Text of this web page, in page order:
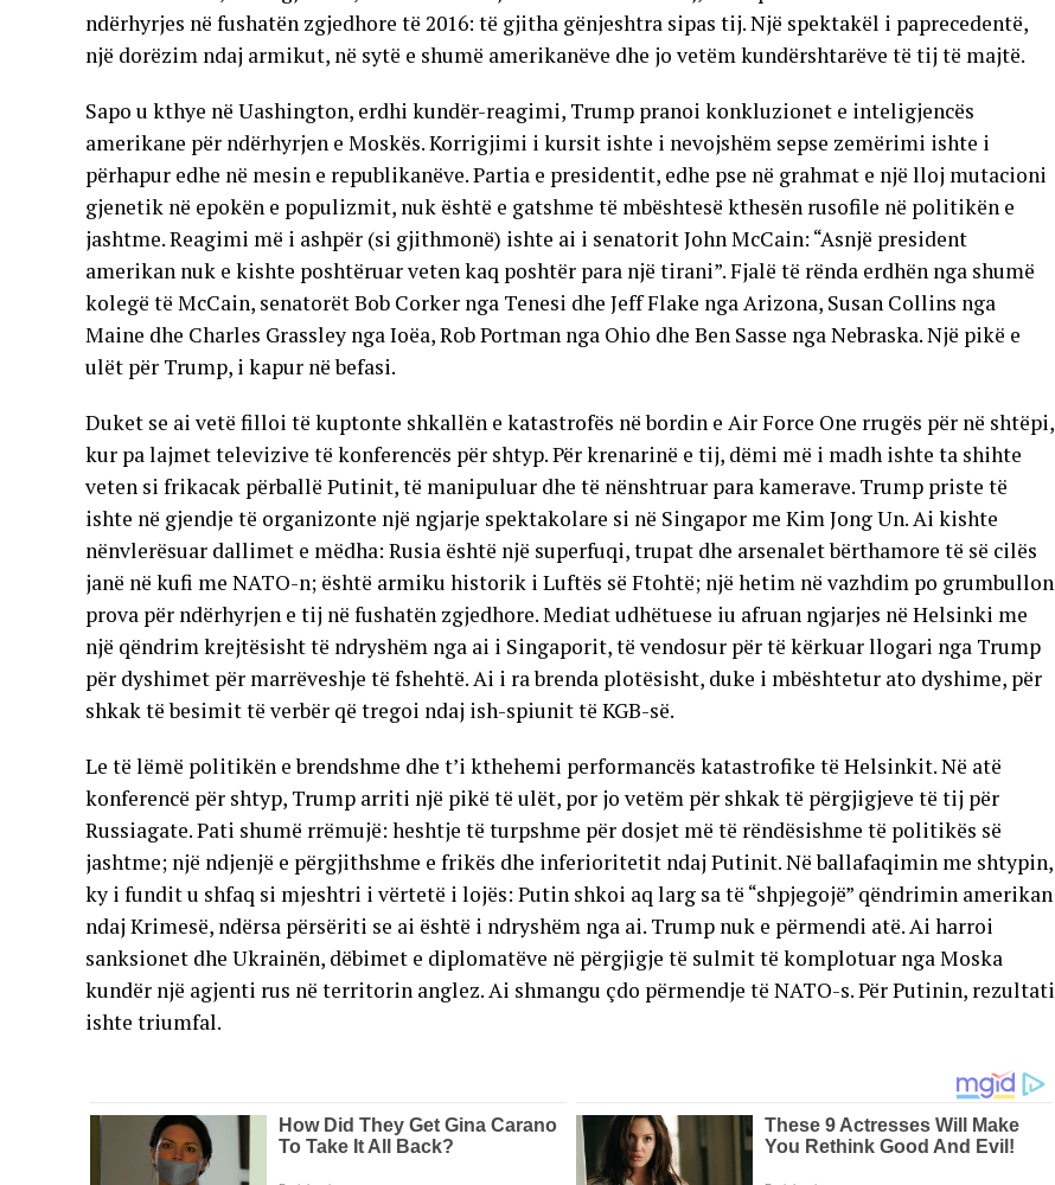
ndërhyrjes në fushatën zgjedhore të 2016: të gjitha gënjeshtra sipas tij. Një spektakël i paprecedentë,
një dorëzim ndaj armikut, në sytë e shumë amerikanëve dhe jo vetëm kundërshtarëve të tij të majtë.
Sapo u kthye në Uashington, erdhi kundër-reagimi, Trump pranoi konkluzionet e inteligjencës
amerikane për ndërhyrjen e Moskës. Korrigjimi i kursit ishte i nevojshëm sepse zemërimi ishte i
përhapur edhe në mesin e republikanëve. Partia e presidentit, edhe pse në grahmat e një lloj mutacioni
gjenetik në epokën e populizmit, nuk është e gatshme të mbështesë kthesën rusofile në politikën e
jashtme. Reagimi më i ashpër (si gjithmonë) ishte ai i senatorit John McCain: “Asnjë president
amerikan nuk e kishte poshtëruar veten kaq poshtër para një tirani”. Fjalë të rënda erdhën nga shumë
kolegë të McCain, senatorët Bob Corker nga Tenesi dhe Jeff Flake nga Arizona, Susan Collins nga
Maine dhe Charles Grassley nga Ioëa, Rob Portman nga Ohio dhe Ben Sasse nga Nebraska. Një pikë e
ulët për Trump, i kapur në befasi.
Duket se ai vetë filloi të kuptonte shkallën e katastrofës në bordin e Air Force One rrugës për në shtëpi,
kur pa lajmet televizive të konferencës për shtyp. Për krenarinë e tij, dëmi më i madh ishte ta shihte
veten si frikacak përballë Putinit, të manipuluar dhe të nënshtruar para kamerave. Trump priste të
ishte në gjendje të organizonte një ngjarje spektakolare si në Singapor me Kim Jong Un. Ai kishte
nënvlerësuar dallimet e mëdha: Rusia është një superfuqi, trupat dhe arsenalet bërthamore të së cilës
janë në kufi me NATO-n; është armiku historik i Luftës së Ftohtë; një hetim në vazhdim po grumbullon
prova për ndërhyrjen e tij në fushatën zgjedhore. Mediat udhëtuese iu afruan ngjarjes në Helsinki me
një qëndrim krejtësisht të ndryshëm nga ai i Singaporit, të vendosur për të kërkuar llogari nga Trump
për dyshimet për marrëveshje të fshehtë. Ai i ra brenda plotësisht, duke i mbështetur ato dyshime, për
shkak të besimit të verbër që tregoi ndaj ish-spiunit të KGB-së.
Le të lëmë politikën e brendshme dhe t’i kthehemi performancës katastrofike të Helsinkit. Në atë
konferencë për shtyp, Trump arriti një pikë të ulët, por jo vetëm për shkak të përgjigjeve të tij për
Russiagate. Pati shumë rrëmujë: heshtje të turpshme për dosjet më të rëndësishme të politikës së
jashtme; një ndjenjë e përgjithshme e frikës dhe inferioritetit ndaj Putinit. Në ballafaqimin me shtypin,
ky i fundit u shfaq si mjeshtri i vërtetë i lojës: Putin shkoi aq larg sa të “shpjegojë” qëndrimin amerikan
ndaj Krimesë, ndërsa përsëriti se ai është i ndryshëm nga ai. Trump nuk e përmendi atë. Ai harroi
sanksionet dhe Ukrainën, dëbimet e diplomatëve në përgjigje të sulmit të komplotuar nga Moska
kundër një agjenti rus në territorin anglez. Ai shmangu çdo përmendje të NATO-s. Për Putinin, rezultati
ishte triumfal.